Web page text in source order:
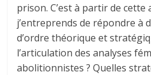
prison. C’est à partir de cette
j’entreprends de répondre à
d’ordre théorique et
l’articulation des analyses
abolitionnistes ? Quelles